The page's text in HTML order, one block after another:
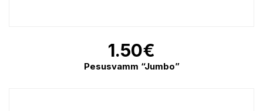
1.50€
Pesusvamm “Jumbo”